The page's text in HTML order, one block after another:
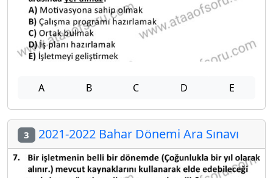
A B C D E
3 2021-2022 Bahar Dönemi Ara Sınavı